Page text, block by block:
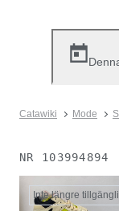
Catawiki Mode
NR 103994894
Inte längre